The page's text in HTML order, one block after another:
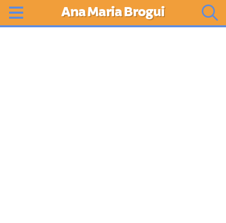
Ana Maria Brogui